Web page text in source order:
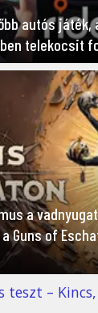
autós játék,
telekocsit
a
Guns of